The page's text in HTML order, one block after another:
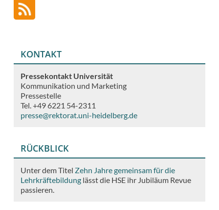
KONTAKT
Pressekontakt Universität
Kommunikation und Marketing
Pressestelle
Tel. +49 6221 54-2311
presse@rektorat.uni-heidelberg.de
RÜCKBLICK
Unter dem Titel Zehn Jahre gemeinsam für die
Lehrkräftebildung lässt die HSE ihr Jubiläum Revue
passieren.